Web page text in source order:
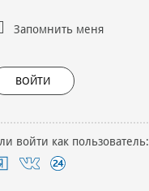
Запомнить меня
ВОЙТИ
войти как пользователь: